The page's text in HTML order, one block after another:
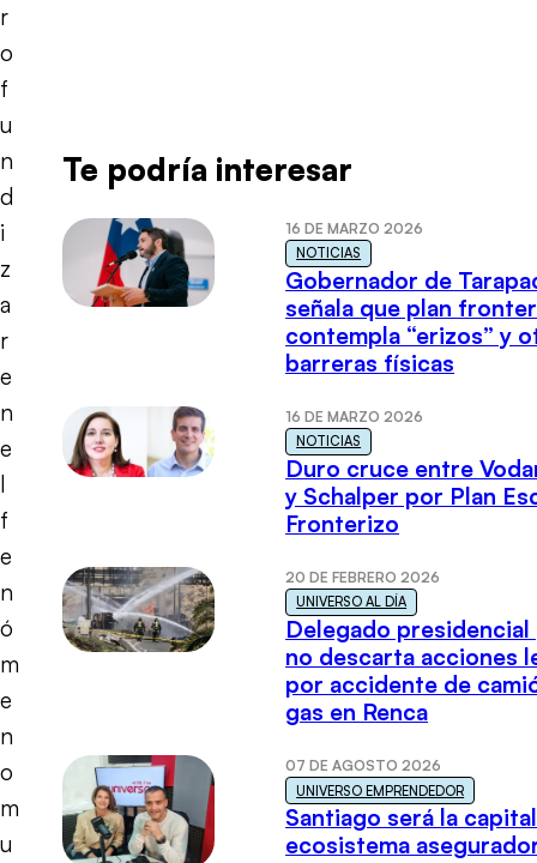
r
o
f
u
n
d
i
z
a
r
e
n
e
l
f
e
n
ó
m
e
n
o
m
u
Te podría interesar
16 DE MARZO 2026
NOTICIAS
Gobernador de
señala que plan
contempla “erizos” y
barreras físicas
16 DE MARZO 2026
NOTICIAS
Duro cruce entre
y Schalper por Plan
Fronterizo
20 DE FEBRERO 2026
UNIVERSO AL DÍA
Delegado presidencial
no descarta acciones
por accidente de
gas en Renca
07 DE AGOSTO 2026
UNIVERSO EMPRENDEDOR
Santiago será la
ecosistema